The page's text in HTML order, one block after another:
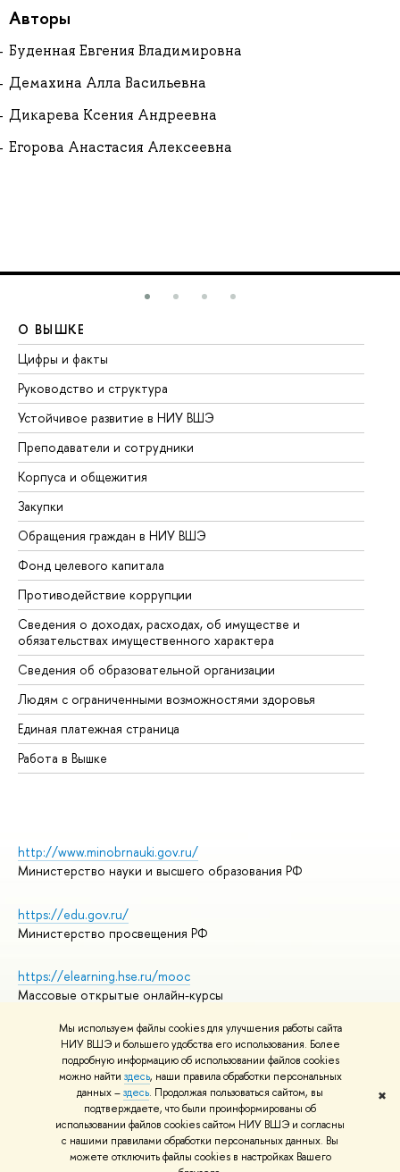
Мы используем файлы cookies для улучшения работы сайта
НИУ ВШЭ и большего удобства его использования. Более
подробную информацию об использовании файлов cookies
можно найти здесь, наши правила обработки персональных
данных –здесь. Продолжая пользоваться сайтом, вы
подтверждаете, что были проинформированы об
использовании файлов cookies сайтом НИУ ВШЭ и согласны
с нашими правилами обработки персональных данных. Вы
можете отключить файлы cookies в настройках Вашего
✖
Авторы
Буденная Евгения Владимировна
Демахина Алла Васильевна
Дикарева Ксения Андреевна
Егорова Анастасия Алексеевна
О ВЫШКЕ
Цифры и факты
Руководство и структура
Устойчивое развитие в НИУ ВШЭ
Преподаватели и сотрудники
Корпуса и общежития
Закупки
Обращения граждан в НИУ ВШЭ
Фонд целевого капитала
Противодействие коррупции
Сведения о доходах, расходах, об имуществе и
обязательствах имущественного характера
Сведения об образовательной организации
Людям с ограниченными возможностями здоровья
Единая платежная страница
Работа в Вышке
http://www.minobrnauki.gov.ru/
Министерство науки и высшего образования РФ
https://edu.gov.ru/
Министерство просвещения РФ
https://elearning.hse.ru/mooc
Массовые открытые онлайн-курсы
© НИУ ВШЭ 1993–2026
Адреса и контакты
Условия использования материалов
Политика конфиденциальности
Правила применения рекомендательных технологий в НИУ ВШЭ
Карта сайта